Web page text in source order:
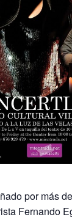
por más
Fernando